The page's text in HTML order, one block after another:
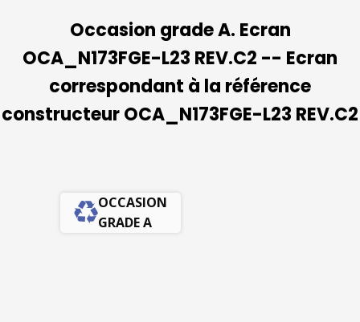
Occasion grade A. Ecran
OCA_N173FGE-L23 REV.C2 -- Ecran
correspondant à la référence
constructeur OCA_N173FGE-L23 REV.C2
OCCASION
GRADE A